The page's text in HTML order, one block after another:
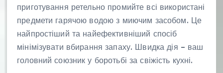
приготування ретельно промийте всі використані
предмети гарячою водою з миючим засобом. Це
найпростіший та найефективніший спосіб
мінімізувати вбирання запаху. Швидка дія – ваш
головний союзник у боротьбі за свіжість кухні.